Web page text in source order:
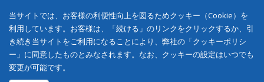
当サイトでは、お客様の利便性向上を図るためクッキー（Cookie）を
利用しています。お客様は、「続ける」のリンクをクリックするか、引
き続き当サイトをご利用になることにより、弊社の「クッキーポリシ
ー」に同意したものとみなされます。なお、クッキーの設定はいつでも
変更が可能です。